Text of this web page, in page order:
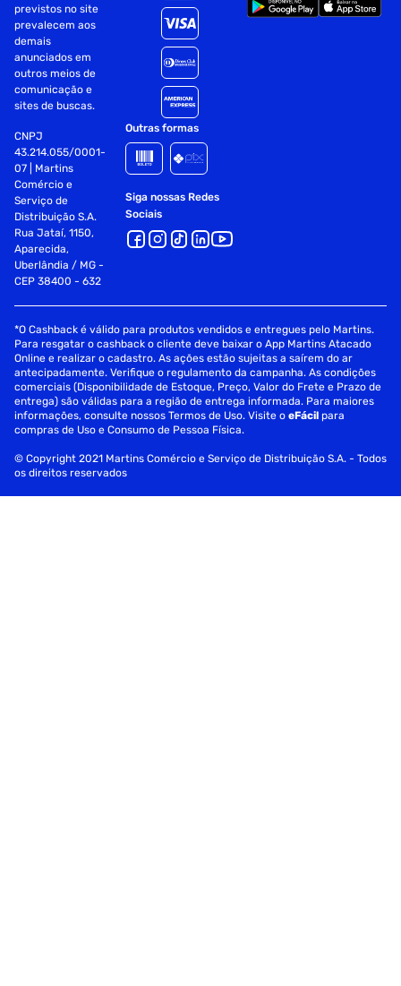
previstos no site
prevalecem aos
demais
anunciados em
outros meios de
comunicação e
sites de buscas.
CNPJ
43.214.055/0001-
07 | Martins
Comércio e
Serviço de
Distribuição S.A.
Rua Jataí, 1150,
Aparecida,
Uberlândia / MG -
CEP 38400 - 632
Outras formas
Siga nossas Redes
Sociais
*O Cashback é válido para produtos vendidos e entregues pelo Martins.
Para resgatar o cashback o cliente deve baixar o App Martins Atacado
Online e realizar o cadastro. As ações estão sujeitas a saírem do ar
antecipadamente. Verifique o regulamento da campanha. As condições
comerciais (Disponibilidade de Estoque, Preço, Valor do Frete e Prazo de
entrega) são válidas para a região de entrega informada. Para maiores
informações, consulte nossos Termos de Uso. Visite oeFácil para
compras de Uso e Consumo de Pessoa Física.
© Copyright 2021 Martins Comércio e Serviço de Distribuição S.A. - Todos
os direitos reservados